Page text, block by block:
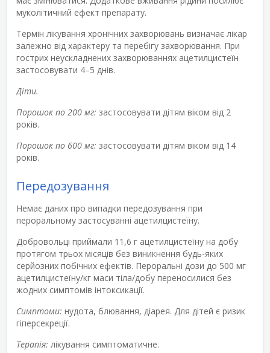
муколітичний ефект препарату.
Термін лікування хронічних захворювань визначає лікар
залежно від характеру та перебігу захворювання. При
гострих неускладнених захворюваннях ацетилцистеїн
застосовувати 4–5 днів.
Діти.
Порошок по 200 мг: застосовувати дітям віком від 2
років.
Порошок по 600 мг: застосовувати дітям віком від 14
років.
Передозування
Немає даних про випадки передозування при
пероральному застосуванні ацетилцистеїну.
Добровольці приймали 11,6 г ацетилцистеїну на добу
протягом трьох місяців без виникнення будь-яких
серйозних побічних ефектів. Пероральні дози до 500 мг
ацетилцистеїну/кг маси тіла/добу переносилися без
жодних симптомів інтоксикації.
Симптоми: нудота, блювання, діарея. Для дітей є ризик
гіперсекреції.
Терапія: лікування симптоматичне.